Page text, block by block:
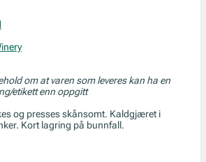
om at varen som leveres kan ha en
etikett enn oppgitt
og presses skånsomt. Kaldgjæret i
Kort lagring på bunnfall.